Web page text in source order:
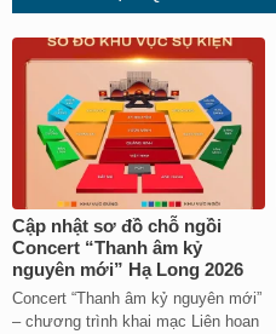
Cập nhật sơ đồ chỗ ngồi
Concert “Thanh âm kỷ
nguyên mới” Hạ Long 2026
Concert “Thanh âm kỷ nguyên mới”
– chương trình khai mạc Liên hoan